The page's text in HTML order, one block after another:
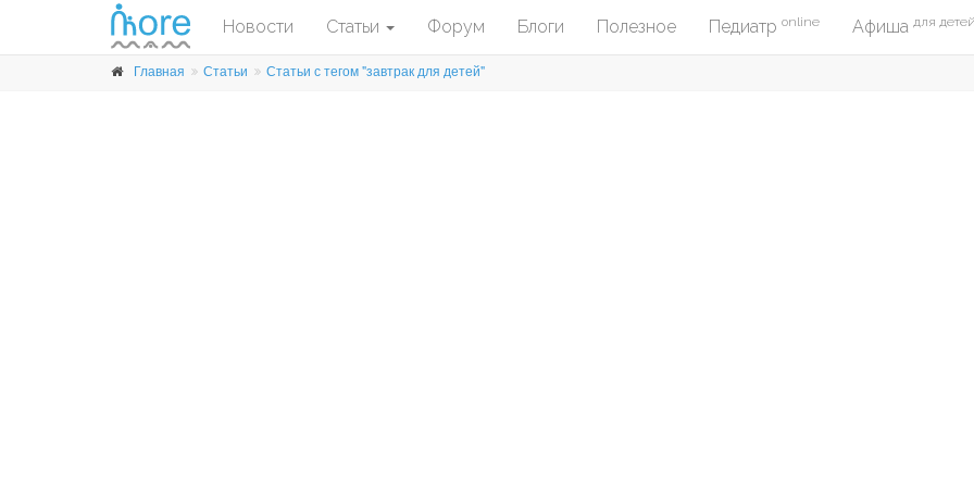
Новости Статьи Форум Блоги Полезное Педиатр online Афиша для детей
Главная Статьи Статьи с тегом "завтрак для детей"